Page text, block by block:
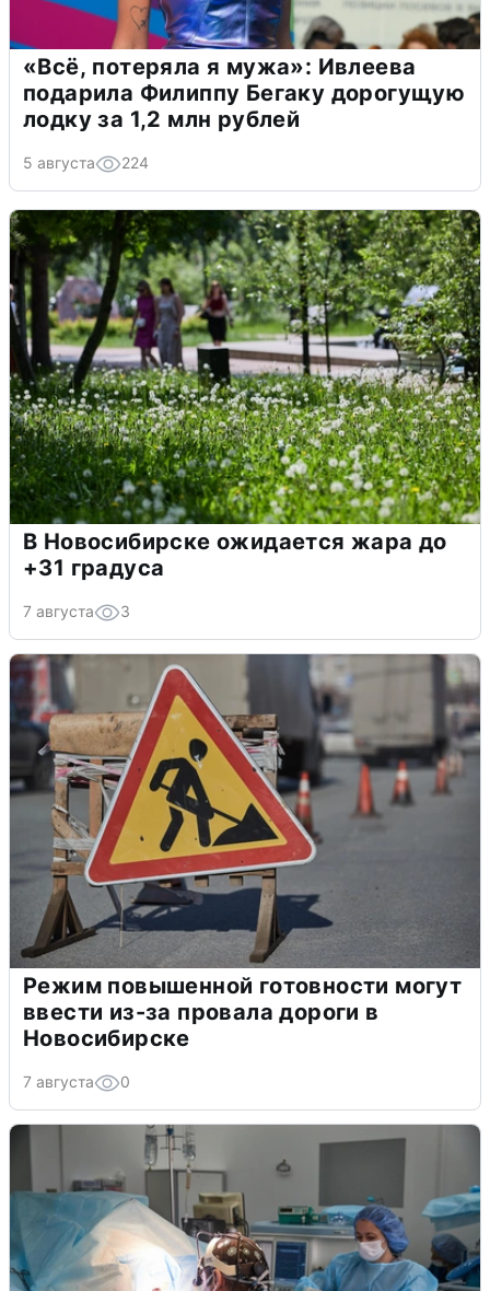
«Всё, потеряла я мужа»: Ивлеева
подарила Филиппу Бегаку дорогущую
лодку за 1,2 млн рублей
5 августа 224
В Новосибирске ожидается жара до
+31 градуса
7 августа 3
Режим повышенной готовности могут
ввести из-за провала дороги в
Новосибирске
7 августа 0